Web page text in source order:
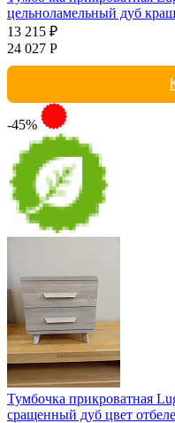
цельноламельный дуб
13 215 ₽
24 027 Р
-45%
Тумбочка прикроватная
сращенный дуб цвет